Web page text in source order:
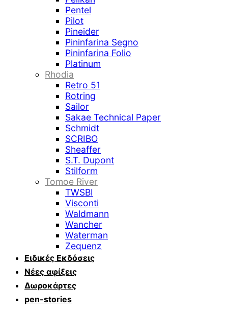
Pentel
Pilot
Pineider
Pininfarina Segno
Pininfarina Folio
Platinum
Rhodia
Retro 51
Rotring
Sailor
Sakae Technical Paper
Schmidt
SCRIBO
Sheaffer
S.T. Dupont
Stilform
Tomoe River
TWSBI
Visconti
Waldmann
Wancher
Waterman
Zequenz
Ειδικές Εκδόσεις
Νέες αφίξεις
Δωροκάρτες
pen-stories